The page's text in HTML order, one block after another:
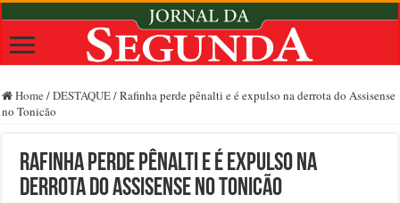
Home /DESTAQUE/Rafinha perde pênalti e é expulso na derrota do Assisense
no Tonicão
Rafinha perde pênalti e é expulso na
derrota do Assisense no Tonicão